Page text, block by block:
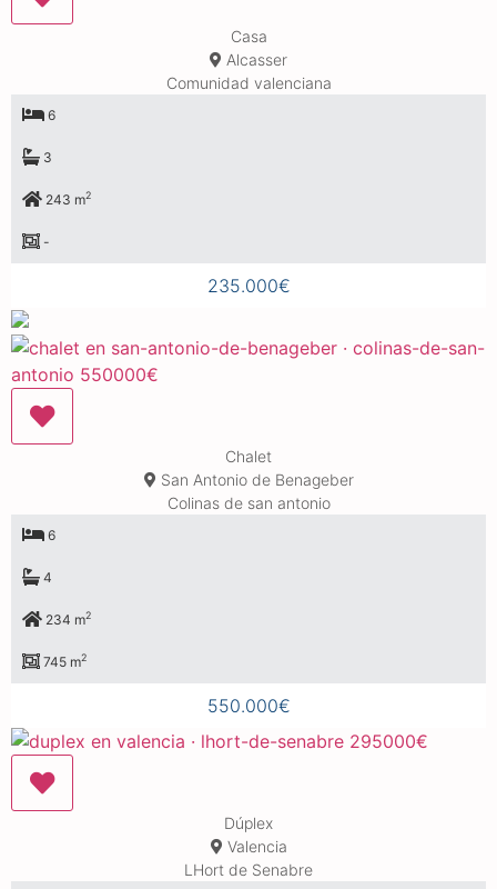
Casa
Alcasser
Comunidad valenciana
6
3
243 m2
-
235.000€
Chalet
San Antonio de Benageber
Colinas de san antonio
6
4
234 m2
745 m2
550.000€
Dúplex
Valencia
LHort de Senabre